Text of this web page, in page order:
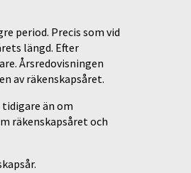
period. Precis som vid
längd. Efter
Årsredovisningen
av räkenskapsåret.
än om
räkenskapsåret och